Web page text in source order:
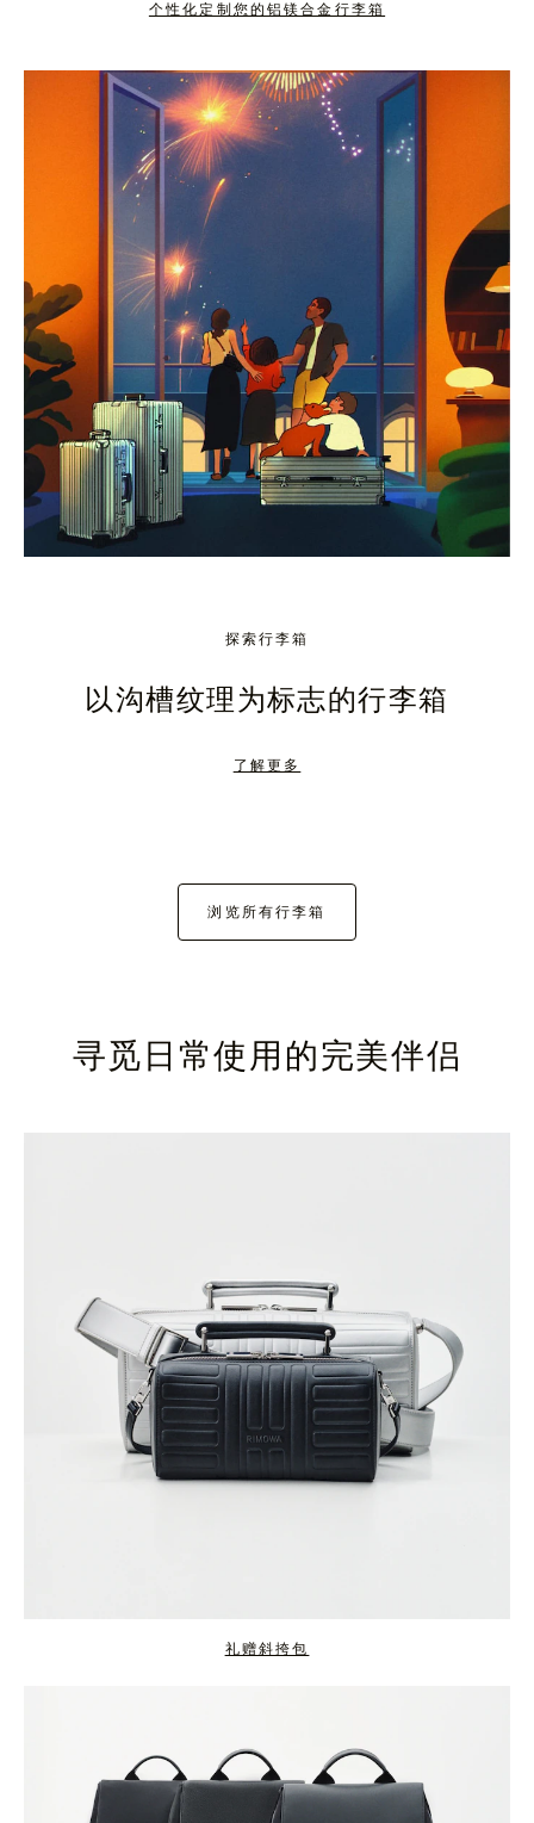
下
击
按
钮
取
消
静
个性化定制您的铝镁合金行李箱
探索行李箱
以沟槽纹理为标志的行李箱
了解更多
浏览所有行李箱
寻觅日常使用的完美伴侣
礼赠斜挎包